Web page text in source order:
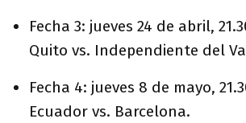
Fecha 3: jueves 24 de abril,
Quito vs. Independiente del
Fecha 4: jueves 8 de mayo,
Ecuador vs. Barcelona.